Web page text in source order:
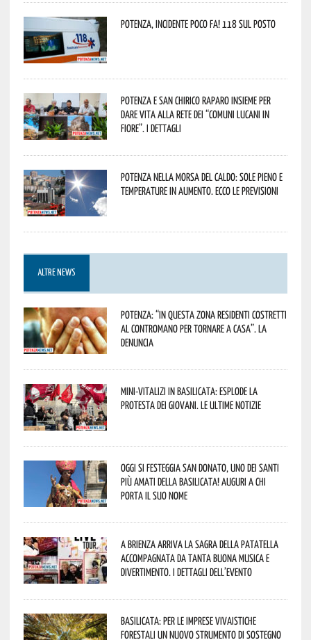
Potenza, incidente poco fa! 118 sul posto
Potenza e San Chirico Raparo insieme per
dare vita alla rete dei “Comuni Lucani in
Fiore”. I dettagli
Potenza nella morsa del caldo: sole pieno e
temperature in aumento. Ecco le previsioni
ALTRE NEWS
Potenza: “In questa zona residenti costretti
al contromano per tornare a casa”. La
denuncia
Mini-vitalizi in Basilicata: esplode la
protesta dei giovani. Le ultime notizie
Oggi si festeggia San Donato, uno dei Santi
più amati della Basilicata! Auguri a chi
porta il suo nome
A Brienza arriva la Sagra della Patatella
accompagnata da tanta buona musica e
divertimento. I dettagli dell’evento
Basilicata: per le imprese vivaistiche
forestali un nuovo strumento di sostegno